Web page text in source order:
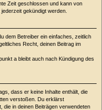
Zeit geschlossen und kann von
gekündigt werden.
dem Betreiber ein einfaches, zeitlich
Recht, deinen Beitrag im
a bleibt auch nach Kündigung des
dass er keine Inhalte enthält, die
verstoßen. Du erklärst
in deinen Beiträgen verwendeten